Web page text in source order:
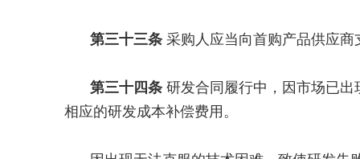
第三十三条 采购人应当向首购产品供应
第三十四条 研发合同履行中，因市场已
相应的研发成本补偿费用。